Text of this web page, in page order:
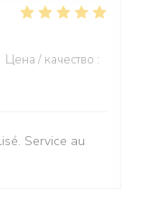
Цена / качество :
Service au